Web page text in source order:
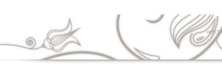
web